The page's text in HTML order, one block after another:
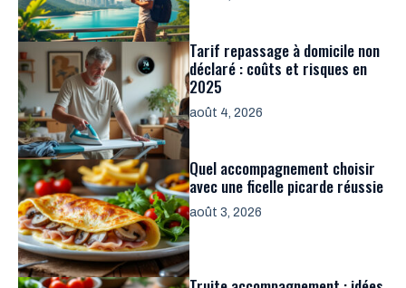
Tarif repassage à domicile non
déclaré : coûts et risques en
2025
août 4, 2026
Quel accompagnement choisir
avec une ficelle picarde réussie
août 3, 2026